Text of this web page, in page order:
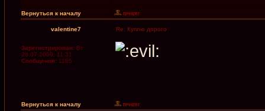
Вернуться к началу
valentine7 Re: Куплю дорого
Зарегистрирован: Вт
28.07.2009, 11:31
Сообщения: 1185
Вернуться к началу